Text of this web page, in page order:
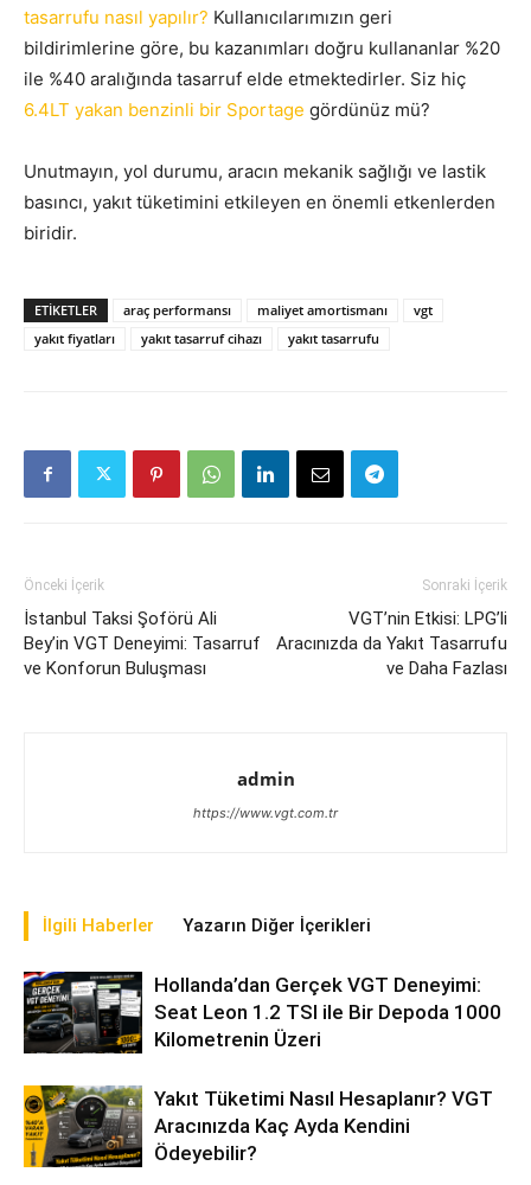
tasarrufu nasıl yapılır? Kullanıcılarımızın geri
bildirimlerine göre, bu kazanımları doğru kullananlar %20
ile %40 aralığında tasarruf elde etmektedirler. Siz hiç
6.4LT yakan benzinli bir Sportage gördünüz mü?
Unutmayın, yol durumu, aracın mekanik sağlığı ve lastik
basıncı, yakıt tüketimini etkileyen en önemli etkenlerden
biridir.
ETIKETLER araç performansı maliyet amortismanı
vgt
yakıt fiyatları
yakıt tasarruf cihazı yakıt tasarrufu
Önceki İçerik
İstanbul Taksi Şoförü Ali
Bey’in VGT Deneyimi: Tasarruf
ve Konforun Buluşması
Sonraki İçerik
VGT’nin Etkisi: LPG’li
Aracınızda da Yakıt Tasarrufu
ve Daha Fazlası
admin
https://www.vgt.com.tr
İlgili Haberler Yazarın Diğer İçerikleri
Hollanda’dan Gerçek VGT Deneyimi:
Seat Leon 1.2 TSI ile Bir Depoda 1000
Kilometrenin Üzeri
Yakıt Tüketimi Nasıl Hesaplanır? VGT
Aracınızda Kaç Ayda Kendini
Ödeyebilir?